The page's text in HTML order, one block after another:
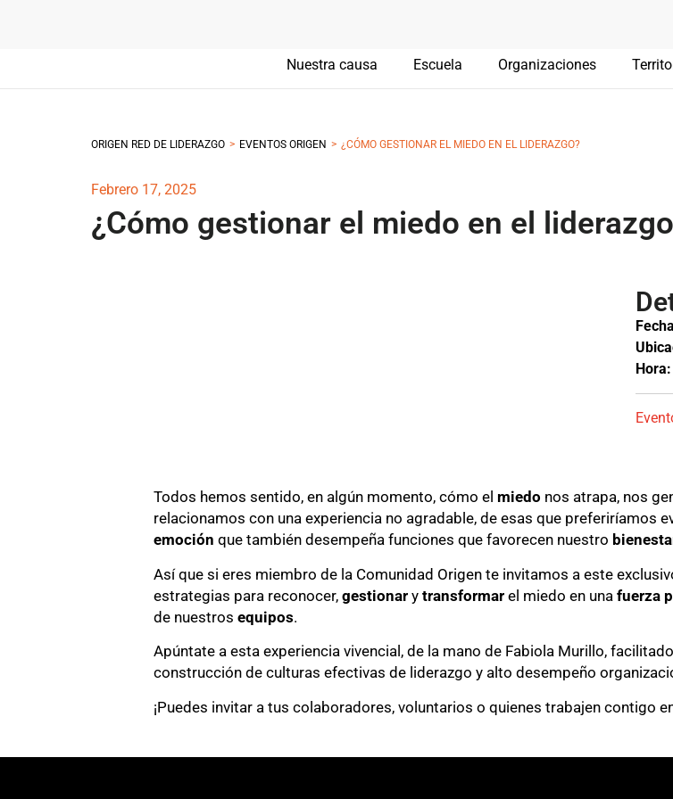
Nuestra causa Escuela Organizaciones
ORIGEN RED DE LIDERAZGO > EVENTOS ORIGEN > ¿CÓMO GESTIONAR EL MIEDO EN EL LIDERAZGO?
Febrero 17, 2025
¿Cómo gestionar el miedo en el
Hora:
Todos hemos sentido, en algún momento, cómo el miedo nos atrapa, nos
relacionamos con una experiencia no agradable, de esas que preferiríamos
emoción que también desempeña funciones que favorecen nuestro
Así que si eres miembro de la Comunidad Origen te invitamos a este
estrategias para reconocer, gestionar y transformar el miedo en una fuerza
de nuestros equipos.
Apúntate a esta experiencia vivencial, de la mano de Fabiola Murillo,
construcción de culturas efectivas de liderazgo y alto desempeño
¡Puedes invitar a tus colaboradores, voluntarios o quienes trabajen contigo